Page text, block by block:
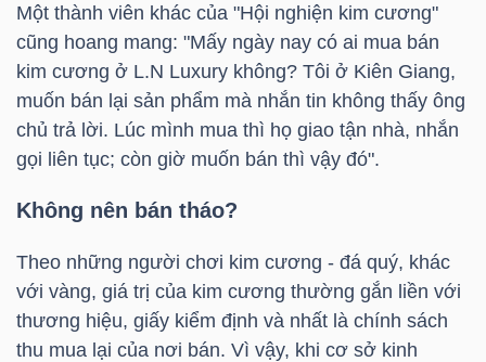
Một thành viên khác của "Hội nghiện kim cương"
cũng hoang mang: "Mấy ngày nay có ai mua bán
kim cương ở L.N Luxury không? Tôi ở Kiên Giang,
muốn bán lại sản phẩm mà nhắn tin không thấy ông
chủ trả lời. Lúc mình mua thì họ giao tận nhà, nhắn
gọi liên tục; còn giờ muốn bán thì vậy đó".
Không nên bán tháo?
Theo những người chơi kim cương - đá quý, khác
với vàng, giá trị của kim cương thường gắn liền với
thương hiệu, giấy kiểm định và nhất là chính sách
thu mua lại của nơi bán. Vì vậy, khi cơ sở kinh
Ngành
(-)
VS-
SECTOR
NĂNG
LƯỢNG